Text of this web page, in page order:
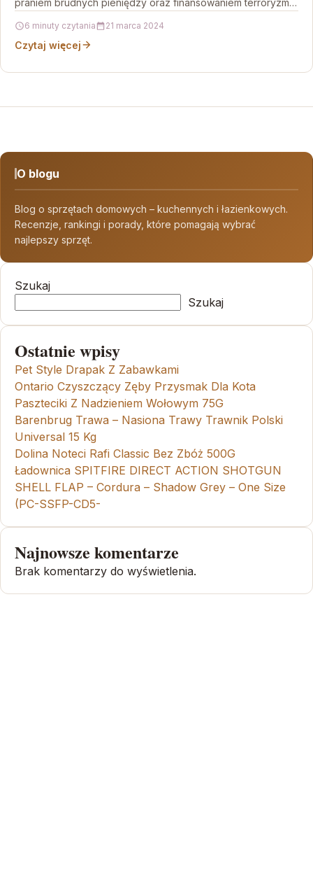
6 minuty czytania 21 marca 2024
Czytaj więcej
O blogu
Blog o sprzętach domowych – kuchennych i łazienkowych.
Recenzje, rankingi i porady, które pomagają wybrać
najlepszy sprzęt.
Szukaj
Szukaj
Ostatnie wpisy
Pet Style Drapak Z Zabawkami
Ontario Czyszczący Zęby Przysmak Dla Kota
Paszteciki Z Nadzieniem Wołowym 75G
Barenbrug Trawa – Nasiona Trawy Trawnik Polski
Universal 15 Kg
Dolina Noteci Rafi Classic Bez Zbóż 500G
Ładownica SPITFIRE DIRECT ACTION SHOTGUN
SHELL FLAP – Cordura – Shadow Grey – One Size
(PC-SSFP-CD5-
Najnowsze komentarze
Brak komentarzy do wyświetlenia.